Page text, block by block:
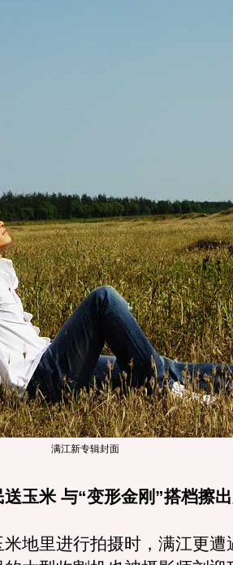
满江新专辑封面
米 与“变形金刚”搭档擦
里进行拍摄时，满江更遭